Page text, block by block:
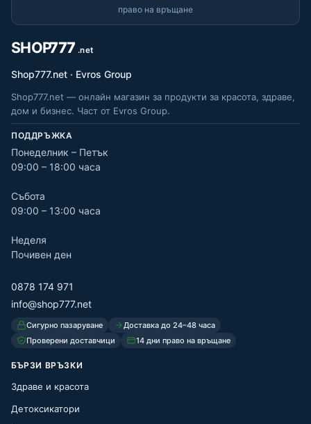
право на връщане
Shop777.net · Evros Group
Shop777.net — онлайн магазин за продукти за красота, здраве,
дом и бизнес. Част от Evros Group.
ПОДДРЪЖКА
Понеделник – Петък
09:00 – 18:00 часа
Събота
09:00 – 13:00 часа
Неделя
Почивен ден
0878 174 971
info@shop777.net
Сигурно пазаруване
Доставка до 24–48 часа
Проверени доставчици
14 дни право на връщане
БЪРЗИ ВРЪЗКИ
Здраве и красота
Детоксикатори